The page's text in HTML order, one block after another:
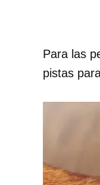
Para las
pistas